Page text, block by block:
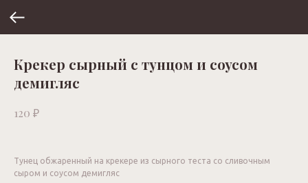
Крекер сырный с тунцом и соусом
демигляс
120 ₽
Тунец обжаренный на крекере из сырного теста со сливочным
сыром и соусом демигляс